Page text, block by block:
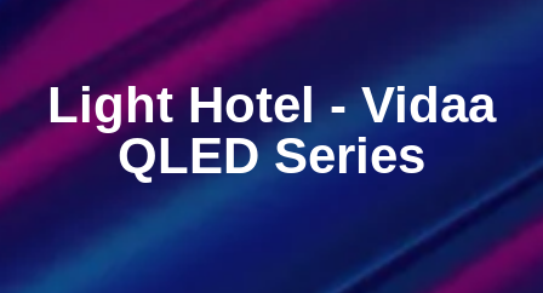
Light Hotel-Vidaa
QLED Series